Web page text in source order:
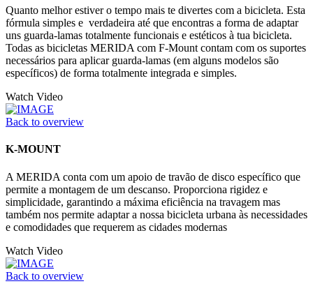
Quanto melhor estiver o tempo mais te divertes com a bicicleta. Esta
fórmula simples e verdadeira até que encontras a forma de adaptar
uns guarda-lamas totalmente funcionais e estéticos à tua bicicleta.
Todas as bicicletas MERIDA com F-Mount contam com os suportes
necessários para aplicar guarda-lamas (em alguns modelos são
específicos) de forma totalmente integrada e simples.
Watch Video
Back to overview
K-MOUNT
A MERIDA conta com um apoio de travão de disco específico que
permite a montagem de um descanso. Proporciona rigidez e
simplicidade, garantindo a máxima eficiência na travagem mas
também nos permite adaptar a nossa bicicleta urbana às necessidades
e comodidades que requerem as cidades modernas
Watch Video
Back to overview